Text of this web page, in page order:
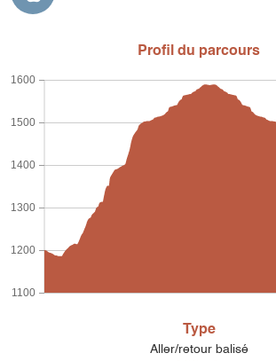
Profil du parcours
1100
1200
1300
1400
1500
1600
Type
Aller/retour balisé